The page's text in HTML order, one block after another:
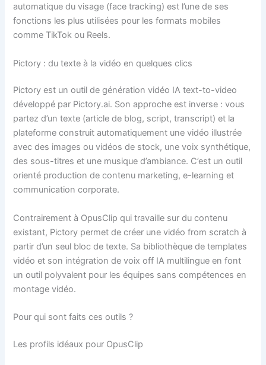
automatique du visage (face tracking) est l’une de ses
fonctions les plus utilisées pour les formats mobiles
comme TikTok ou Reels.
Pictory : du texte à la vidéo en quelques clics
Pictory est un outil de génération vidéo IA text-to-video
développé par Pictory.ai. Son approche est inverse : vous
partez d’un texte (article de blog, script, transcript) et la
plateforme construit automatiquement une vidéo illustrée
avec des images ou vidéos de stock, une voix synthétique,
des sous-titres et une musique d’ambiance. C’est un outil
orienté production de contenu marketing, e-learning et
communication corporate.
Contrairement à OpusClip qui travaille sur du contenu
existant, Pictory permet de créer une vidéo from scratch à
partir d’un seul bloc de texte. Sa bibliothèque de templates
vidéo et son intégration de voix off IA multilingue en font
un outil polyvalent pour les équipes sans compétences en
montage vidéo.
Pour qui sont faits ces outils ?
Les profils idéaux pour OpusClip